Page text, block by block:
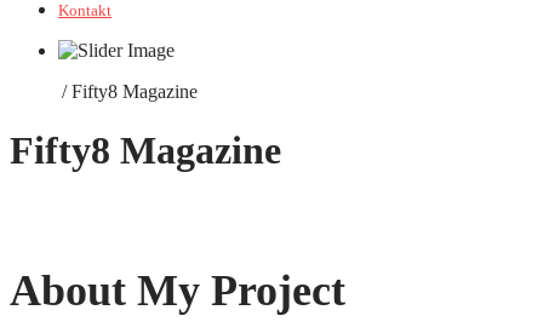
Kontakt
/Fifty8 Magazine
Fifty8 Magazine
About My Project